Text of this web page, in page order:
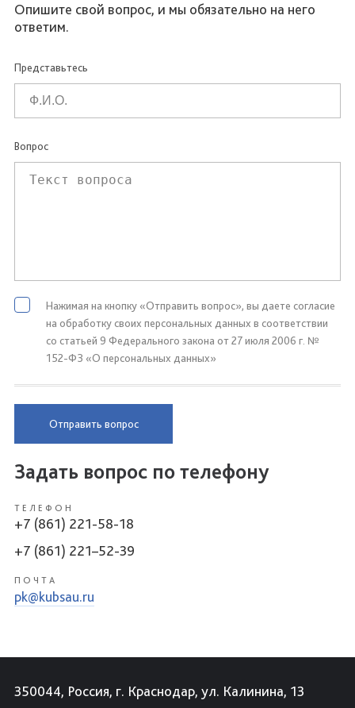
Опишите свой вопрос, и мы обязательно на него
ответим.
Представьтесь
Вопрос
Нажимая на кнопку «Отправить вопрос», вы даете согласие
на обработку своих персональных данных в соответствии
со статьей 9 Федерального закона от 27 июля 2006 г. №
152-ФЗ «О персональных данных»
Отправить вопрос
Задать вопрос по телефону
ТЕЛЕФОН
+7 (861) 221-58-18
+7 (861) 221–52-39
ПОЧТА
pk@kubsau.ru
350044, Россия, г. Краснодар, ул. Калинина, 13